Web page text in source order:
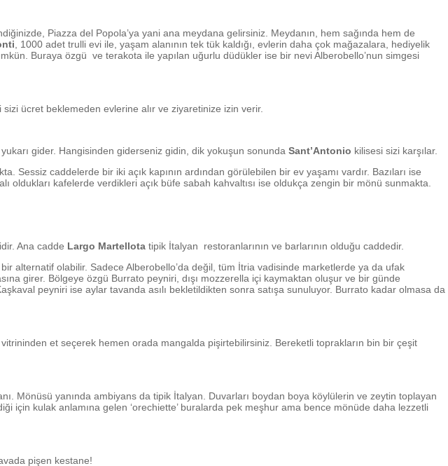
Piazza del Popola’ya yani ana meydana gelirsiniz. Meydanın, hem sağında hem de
, 1000 adet trulli evi ile, yaşam alanının tek tük kaldığı, evlerin daha çok mağazalara, hediyelik
Buraya özgü ve terakota ile yapılan uğurlu düdükler ise bir nevi Alberobello’nun simgesi
ücret beklemeden evlerine alır ve ziyaretinize izin verir.
gider. Hangisinden giderseniz gidin, dik yokuşun sonunda Sant’Antonio kilisesi sizi karşılar.
caddelerde bir iki açık kapının ardından görülebilen bir ev yaşamı vardır. Bazıları ise
kafelerde verdikleri açık büfe sabah kahvaltısı ise oldukça zengin bir mönü sunmakta.
Ana cadde Largo Martellota tipik İtalyan restoranlarının ve barlarının olduğu caddedir.
alternatif olabilir. Sadece Alberobello’da değil, tüm İtria vadisinde marketlerde ya da ufak
girer. Bölgeye özgü Burrato peyniri, dışı mozzerella içi kaymaktan oluşur ve bir günde
peyniri ise aylar tavanda asılı bekletildikten sonra satışa sunuluyor. Burrato kadar olmasa da
et seçerek hemen orada mangalda pişirtebilirsiniz. Bereketli toprakların bin bir çeşit
Mönüsü yanında ambiyans da tipik İtalyan. Duvarları boydan boya köylülerin ve zeytin toplayan
için kulak anlamına gelen ‘orechiette’ buralarda pek meşhur ama bence mönüde daha lezzetli
pişen kestane!